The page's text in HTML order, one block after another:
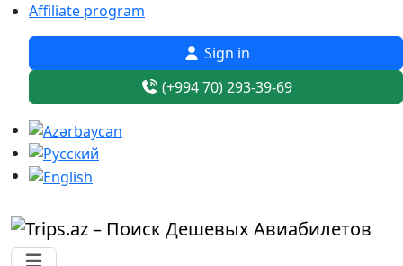
Affiliate program
Sign in
(+994 70) 293-39-69